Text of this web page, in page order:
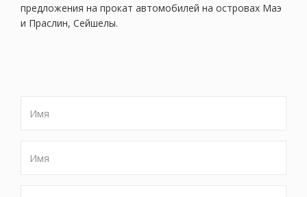
предложения на прокат автомобилей на островах Маэ
и Праслин, Сейшелы.